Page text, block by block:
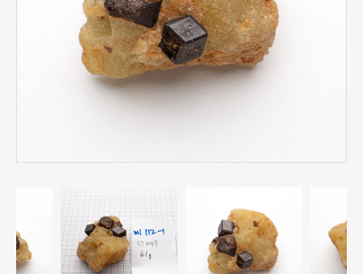
スペサルティン
ツァボライト
デマントイド
ハイドログロッシュラー
ヘソナイト
メラナイト
ロードライト